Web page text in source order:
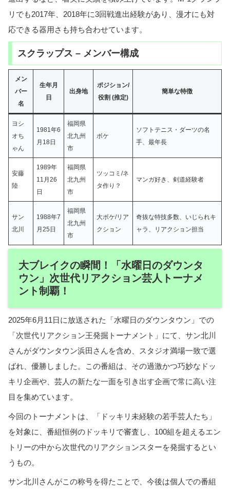
リでも2017年、2018年に3回戦進出経験があり、漫才にも対
応できる器用さも持ち合わせています。
スクラップス – メンバー構成
メン
バー
名
生年月
日
出身地
ポジション/
役割 (推定)
簡単な特徴
ヨシ
オち
ゃん
1981年6
月18日
福岡県
北九州
市
ボケ
ソフトテニス・ダーツの名
手、最年長
安藤
陸
1989年
11月26
日
福岡県
北九州
市
ツッコミ/ネ
タ作り？
マンガ好き、剣道経験者
サン
北川
1988年7
月25日
福岡県
北九州
市
大ボケ/リア
クション
奇抜な特技多数、いじられキ
ャラ、リアクション担当
大ブレイクの瞬間！「水曜日のダウンタ
ウン」次世代リアクション芸人トーナメ
ント制覇！
2025年6月11日に放送された「水曜日のダウンタウン」での
「次世代リアクション王発掘トーナメント」にて、サン北川
さんがダウンタウン浜田さんを含め、スタジオ満場一致で選
ばれ、優勝しました。この番組は、その過激かつ巧妙なドッ
キリ企画や、芸人の新たな一面を引き出す企画で常に高い注
目を集めています。
今回のトーナメントは、「ドッキリ未経験の若手芸人たち」
を対象に、番組恒例のドッキリで審査し、100組を超えるエン
トリーの中から次世代のリアクションスターを発掘するとい
うもの。
サン北川さんがこの称号を得たことで、今後は個人での番組